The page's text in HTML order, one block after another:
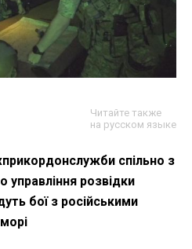
Читайте также
на русском языке
спільно з
управління розвідки
бої з російськими